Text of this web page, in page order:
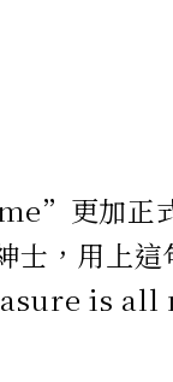
更加正式
士，用上
is all